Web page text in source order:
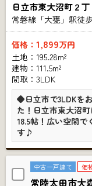
日立市東大沼町２丁
常磐線「大甕」駅徒
価格： 1,899万円
土地：195.28m²
建物：111.5m²
間取：3LDK
◆日立市で3LDKを
た！日立市東大沼
18.5帖！広い空間
す♪
中古一戸建て 価
常陸太田市